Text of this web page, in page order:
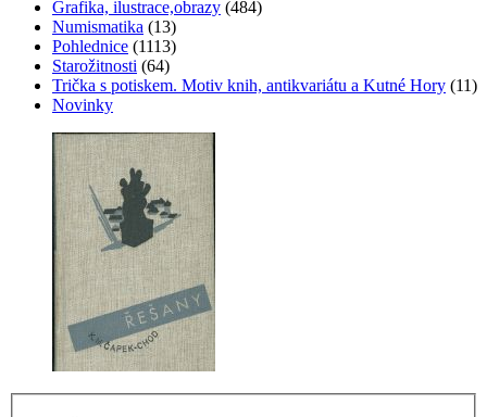
Grafika, ilustrace,obrazy (484)
Numismatika (13)
Pohlednice (1113)
Starožitnosti (64)
Trička s potiskem. Motiv knih, antikvariátu a Kutné Hory (11)
Novinky